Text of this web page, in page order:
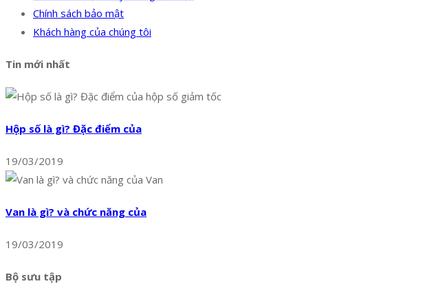
Chính sách bảo mật
Khách hàng của chúng tôi
Tin mới nhất
Hộp số là gì? Đặc điểm của
19/03/2019
Van là gì? và chức năng của
19/03/2019
Bộ sưu tập